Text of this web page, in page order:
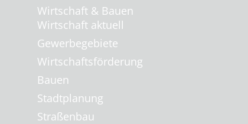
Wirtschaft & Bauen
Wirtschaft aktuell
Gewerbegebiete
Wirtschaftsförderung
Bauen
Stadtplanung
Straßenbau